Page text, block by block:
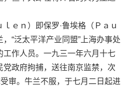
ｎ）即保罗·鲁埃格（Ｐａｕ
“泛太平洋产业同盟”上海办事处
作人员。一九三一年六月十七
党政府拘捕，送往南京监禁，次
审。牛兰不服，于七月二日起进